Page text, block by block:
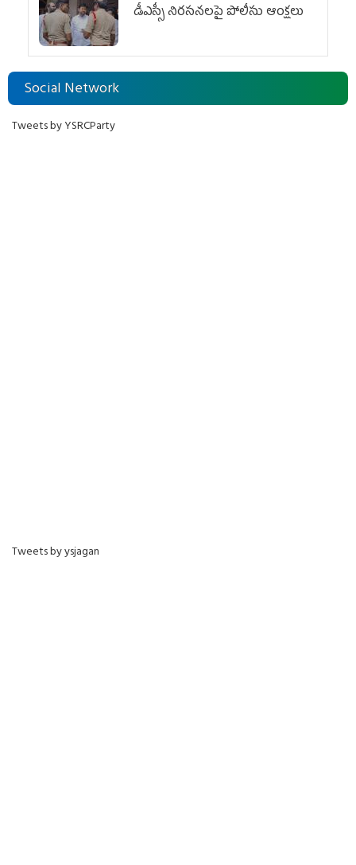
డీఎస్సీ నిరసనలపై పోలీసు ఆంక్షలు
Social Network
Tweets by YSRCParty
Tweets by ysjagan